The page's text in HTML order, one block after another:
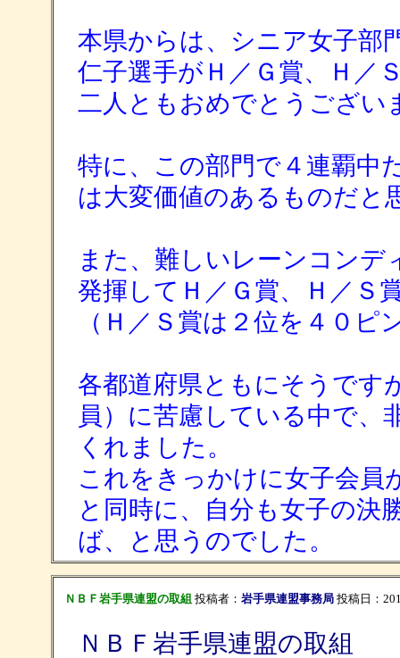
本県からは、シニア女子部
仁子選手がＨ／Ｇ賞、Ｈ／
二人ともおめでとうござい
特に、この部門で４連覇中
は大変価値のあるものだと
また、難しいレーンコンデ
発揮してＨ／Ｇ賞、Ｈ／Ｓ
（Ｈ／Ｓ賞は２位を４０
各都道府県ともにそうです
員）に苦慮している中で、
くれました。
これをきっかけに女子会
と同時に、自分も女子の決
ば、と思うのでした。
ＮＢＦ岩手県連盟の取組 投稿者： 岩手県連盟事務局投稿日：
ＮＢＦ岩手県連盟の取組